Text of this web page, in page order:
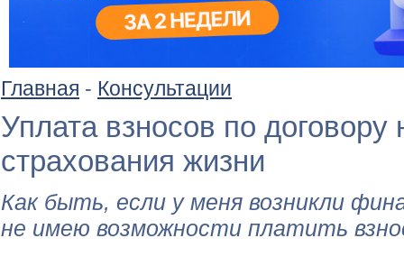
Главная - Консультации
Уплата взносов по договору
страхования жизни
Как быть, если у меня возникли
не имею возможности платить